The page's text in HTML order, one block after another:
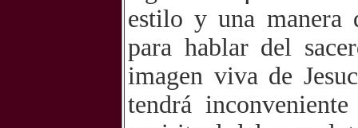
estilo y una manera
para hablar del
imagen viva de
tendrá